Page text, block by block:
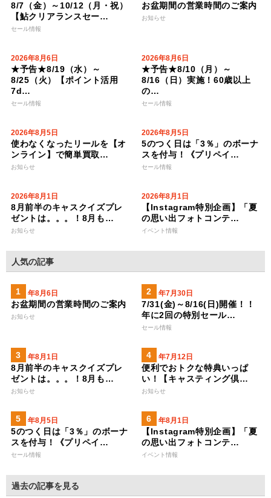
8/7（金）～10/12（月・祝）
【鮎クリアランスセー…
セール情報
お盆期間の営業時間のご案内
お知らせ
2026年8月6日
★予告★8/19（水）～
8/25（火）【ポイント活用
7d…
セール情報
2026年8月6日
★予告★8/10（月）～
8/16（日）実施！60歳以上
の…
セール情報
2026年8月5日
使わなくなったリールを【オ
ンライン】で簡単買取…
お知らせ
2026年8月5日
5のつく日は「3％」のボーナ
スを付与！《プリペイ…
セール情報
2026年8月1日
8月前半のキャスクイズプレ
ゼントは。。。！8月も…
お知らせ
2026年8月1日
【Instagram特別企画】「夏
の思い出フォトコンテ…
イベント情報
人気の記事
2026年8月6日
お盆期間の営業時間のご案内
お知らせ
2026年7月30日
7/31(金)～8/16(日)開催！！
年に2回の特別セール…
セール情報
2026年8月1日
8月前半のキャスクイズプレ
ゼントは。。。！8月も…
お知らせ
2023年7月12日
便利でおトクな特典いっぱ
い！【キャスティング倶…
お知らせ
2026年8月5日
5のつく日は「3％」のボーナ
スを付与！《プリペイ…
セール情報
2026年8月1日
【Instagram特別企画】「夏
の思い出フォトコンテ…
イベント情報
過去の記事を見る